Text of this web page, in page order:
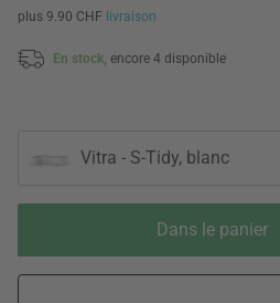
plus 9.90 CHF livraison
En stock, encore 4 disponible
Vitra - S-Tidy, blanc
Dans le panier